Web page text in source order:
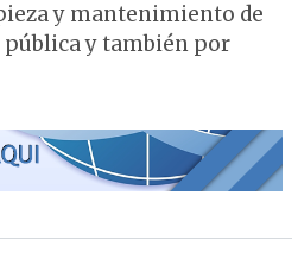
y mantenimiento de
pública y también por